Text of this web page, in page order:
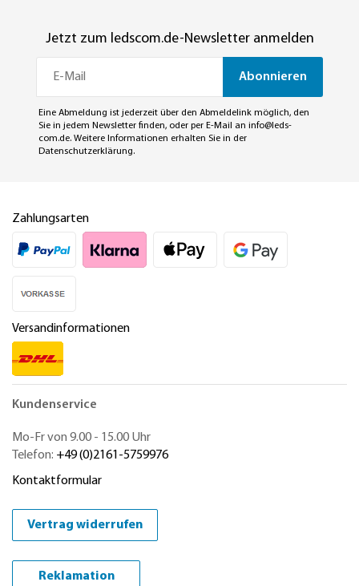
Jetzt zum ledscom.de-Newsletter anmelden
Abonnieren
Eine Abmeldung ist jederzeit über den Abmeldelink möglich, den
Sie in jedem Newsletter finden, oder per E-Mail an info@leds-
com.de. Weitere Informationen erhalten Sie in der
Datenschutzerklärung.
Zahlungsarten
Versandinformationen
Kundenservice
Mo-Fr von 9.00 - 15.00 Uhr
Telefon: +49 (0)2161-5759976
Kontaktformular
Vertrag widerrufen
Reklamation